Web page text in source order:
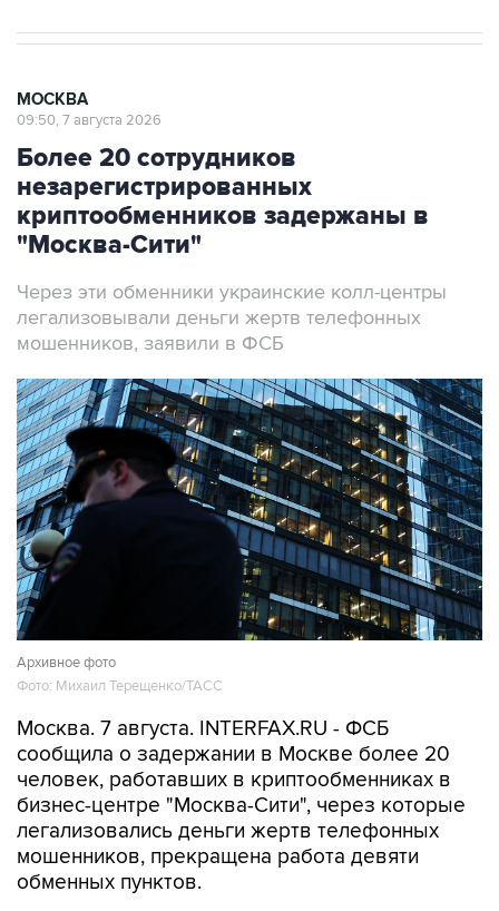
МОСКВА
09:50, 7 августа 2026
Более 20 сотрудников
незарегистрированных
криптообменников задержаны в
"Москва-Сити"
Через эти обменники украинские колл-центры
легализовывали деньги жертв телефонных
мошенников, заявили в ФСБ
Архивное фото
Фото: Михаил Терещенко/ТАСС
Москва. 7 августа. INTERFAX.RU - ФСБ
сообщила о задержании в Москве более 20
человек, работавших в криптообменниках в
бизнес-центре "Москва-Сити", через которые
легализовались деньги жертв телефонных
мошенников, прекращена работа девяти
обменных пунктов.